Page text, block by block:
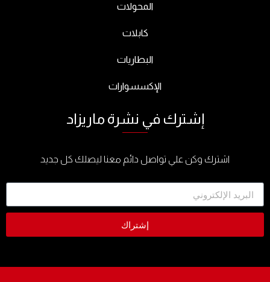
المحولات
كابلات
البطاريات
الإكسسوارات
إشترك في نشرة ماريزاد
اشترك وكن علي تواصل دائم معنا ليصلك كل جديد
إشتراك